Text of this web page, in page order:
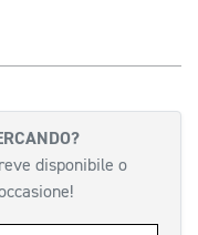
disponibile o